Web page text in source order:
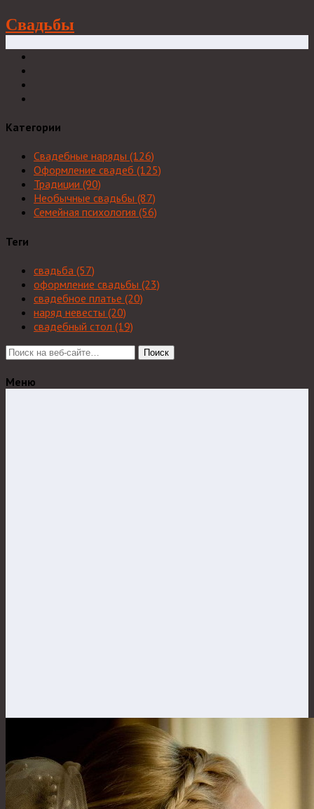
Свадьбы
Категории
Свадебные наряды (126)
Оформление свадеб (125)
Традиции (90)
Необычные свадьбы (87)
Семейная психология (56)
Теги
свадьба (57)
оформление свадьбы (23)
свадебное платье (20)
наряд невесты (20)
свадебный стол (19)
Поиск
Меню